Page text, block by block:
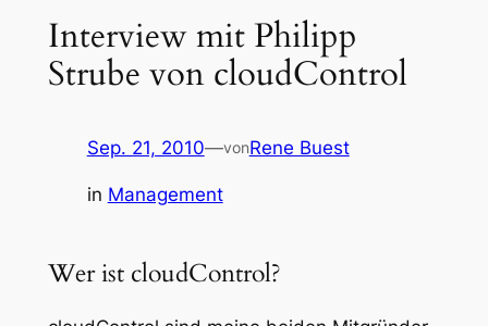
Interview mit Philipp
Strube von cloudControl
Sep. 21, 2010—vonRene Buest
in Management
Wer ist cloudControl?